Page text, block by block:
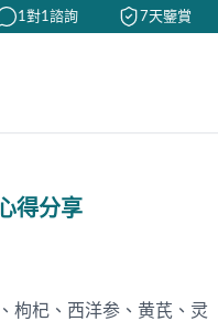
對1諮詢 7天鑒賞
得分享
枸杞、西洋参、黄芪、灵